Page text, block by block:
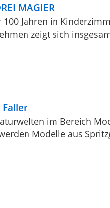
MAGIER
Jahren in
zeigt sich
im Bereich
Modelle aus